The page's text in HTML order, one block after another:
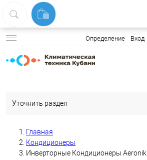
Определение Вход
Уточнить раздел
Главная
Кондиционеры
Инверторные Кондиционеры Aeronik